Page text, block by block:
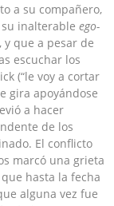
a su compañero,
inalterable ego-
y que a pesar de
escuchar los
(“le voy a cortar
gira apoyándose
a hacer
de los
El conflicto
marcó una grieta
hasta la fecha
alguna vez fue